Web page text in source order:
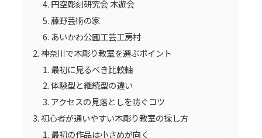
円空彫刻研究会 木遊会
藤野芸術の家
あいかわ公園工芸工房村
神奈川で木彫り教室を選ぶポイント
最初に見るべき比較軸
体験型と継続型の違い
アクセスの見落としを防ぐコツ
初心者が通いやすい木彫り教室の探し方
最初の作品は小さめが向く